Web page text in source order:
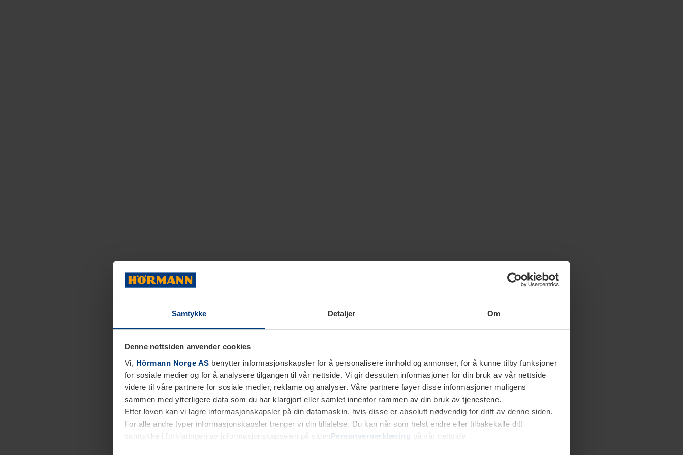
Samtykke Detaljer Om
Denne nettsiden anvender cookies
Vi, Hörmann Norge AS benytter informasjonskapsler for å personalisere innhold og annonser, for å kunne tilby funksjoner
for sosiale medier og for å analysere tilgangen til vår nettside. Vi gir dessuten informasjoner for din bruk av vår nettside
videre til våre partnere for sosiale medier, reklame og analyser. Våre partnere føyer disse informasjoner muligens
sammen med ytterligere data som du har klargjort eller samlet innenfor rammen av din bruk av tjenestene.
Etter loven kan vi lagre informasjonskapsler på din datamaskin, hvis disse er absolutt nødvendig for drift av denne siden.
For alle andre typer informasjonskapsler trenger vi din tillatelse. Du kan når som helst endre eller tilbakekalle ditt
samtykke i forklaringen av informasjonskapselen på sidenPersonvernerklæring på vår nettside.